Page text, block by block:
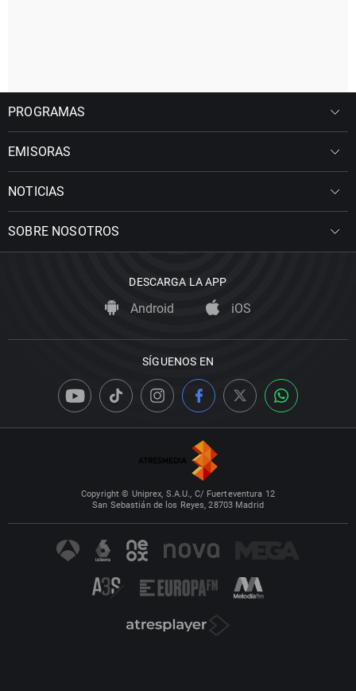
PROGRAMAS
EMISORAS
NOTICIAS
SOBRE NOSOTROS
DESCARGA LA APP
Android iOS
SÍGUENOS EN
Copyright © Uniprex, S.A.U., C/ Fuerteventura 12
San Sebastián de los Reyes, 28703 Madrid